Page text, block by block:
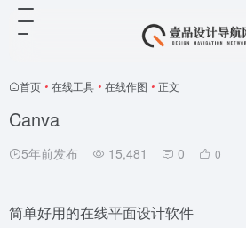
首页 • 在线工具 • 在线作图 • 正文
Canva
5年前发布 15,481 0 0
简单好用的在线平面设计软件